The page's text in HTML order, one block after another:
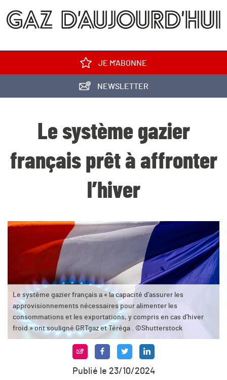
JE M'ABONNE
NEWSLETTER
Le système gazier
français prêt à affronter
l’hiver
Le système gazier français a « la capacité d’assurer les
approvisionnements nécessaires pour alimenter les
consommations et les exportations, y compris en cas d’hiver
froid » ont souligné GRTgaz et Téréga . ©Shutterstock
Publié le 23/10/2024